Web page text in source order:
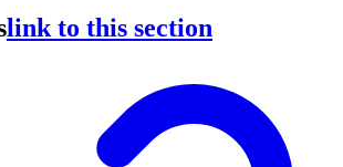
link to this section